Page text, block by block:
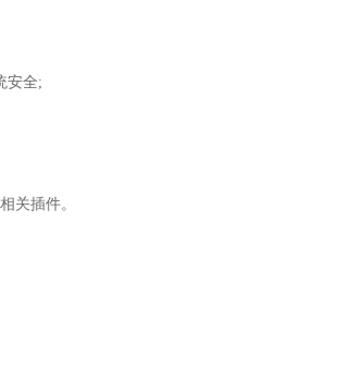
安全;
关插件。